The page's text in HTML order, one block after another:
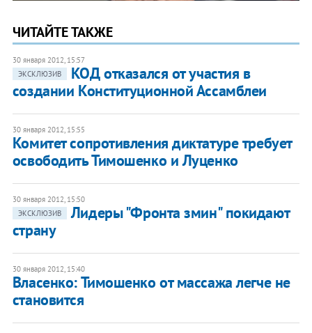
ЧИТАЙТЕ ТАКЖЕ
30 января 2012, 15:57
ЭКСКЛЮЗИВ
КОД отказался от участия в
создании Конституционной Ассамблеи
30 января 2012, 15:55
Комитет сопротивления диктатуре требует
освободить Тимошенко и Луценко
30 января 2012, 15:50
ЭКСКЛЮЗИВ
Лидеры "Фронта змин" покидают
страну
30 января 2012, 15:40
Власенко: Тимошенко от массажа легче не
становится